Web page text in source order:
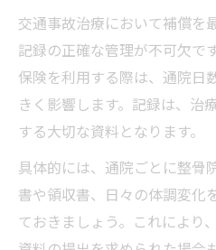
交通事故治療において補償を
記録の正確な管理が不可欠で
保険を利用する際は、通院日
きく影響します。記録は、治
する大切な資料となります。
具体的には、通院ごとに整骨
書や領収書、日々の体調変化
ておきましょう。これにより